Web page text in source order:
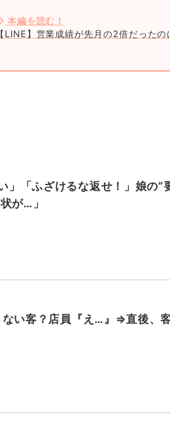
本編を読む！
【LINE】営業成績が先月の2倍だった
」「ふざけるな返せ！」娘の”
が…」
い客？店員『え…』⇒直後、